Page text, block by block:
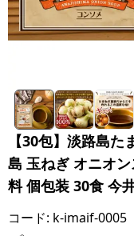
【30包】淡路島
島 玉ねぎ オニオ
料 個包装 30食 今
コード: k-imaif-0005